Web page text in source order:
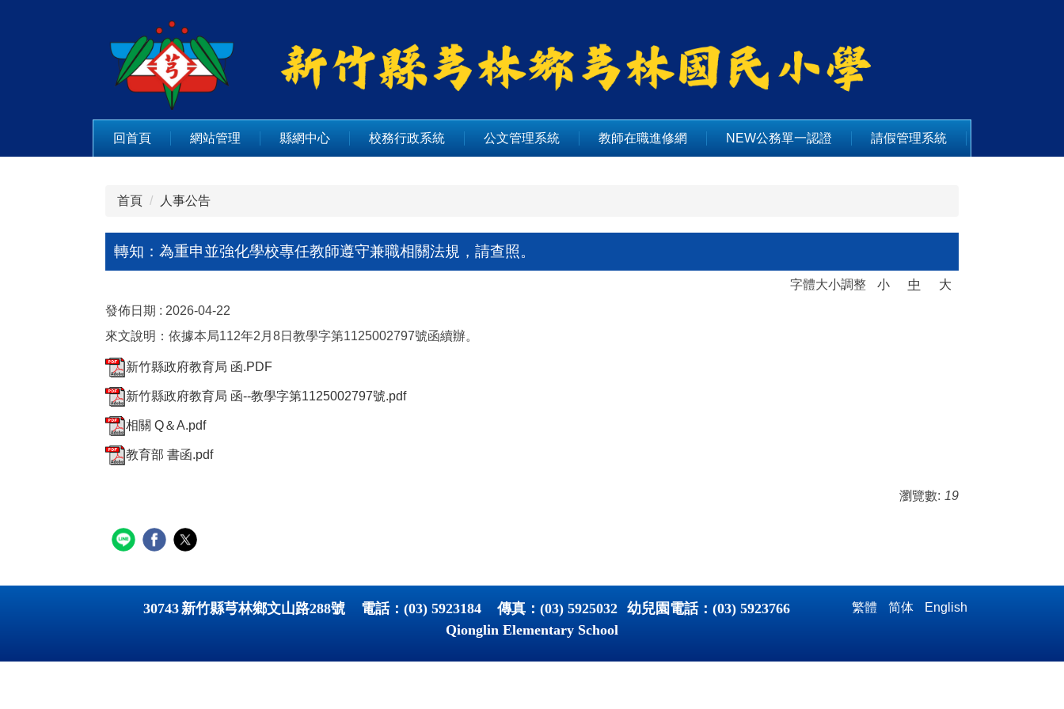
回首頁
網站管理 縣網中心 校務行政系統 公文管理系統 教師在職進修網 NEW公務單一認證 請假管理系統
首頁 人事公告
轉知：為重申並強化學校專任教師遵守兼職相關法規，請查照。
字體大小調整 小 中
大
發佈日期 : 2026-04-22
來文說明：依據本局112年2月8日教學字第1125002797號函續辦。
新竹縣政府教育局 函.PDF
新竹縣政府教育局 函--教學字第1125002797號.pdf
相關 Q＆A.pdf
教育部 書函.pdf
瀏覽數: 19
繁體 简体 English
30743新竹縣芎林鄉文山路288號 電話： (03) 5923184傳真： (03) 5925032 幼兒園電話： (03) 5923766
Qionglin Elementary School